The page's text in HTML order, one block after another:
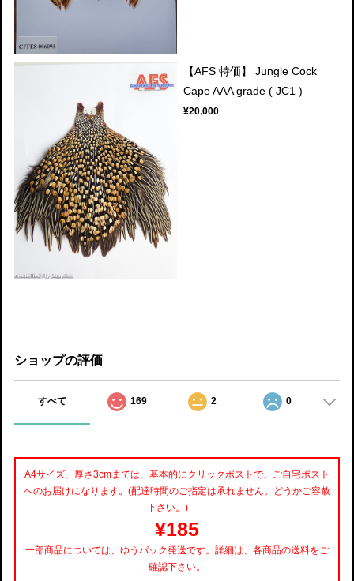
【AFS 特価】 Jungle Cock
Cape AAA grade ( JC1 )
¥20,000
ショップの評価
すべて 169 2 0
A4サイズ、厚さ3cmまでは、基本的にクリックポストで、ご自宅ポスト
へのお届けになります。(配達時間のご指定は承れません。どうかご容赦
下さい。)
¥185
一部商品については、ゆうパック発送です。詳細は、各商品の送料をご
確認下さい。